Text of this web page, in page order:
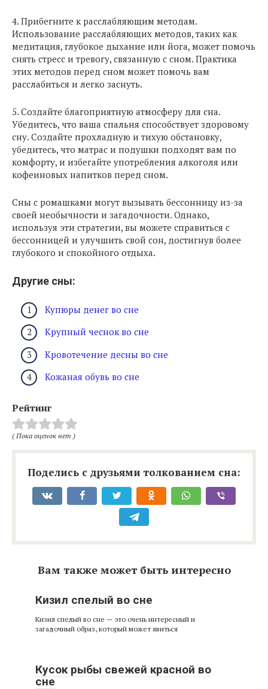
4. Прибегните к расслабляющим методам.
Использование расслабляющих методов, таких как
медитация, глубокое дыхание или йога, может помочь
снять стресс и тревогу, связанную с сном. Практика
этих методов перед сном может помочь вам
расслабиться и легко заснуть.
5. Создайте благоприятную атмосферу для сна.
Убедитесь, что ваша спальня способствует здоровому
сну. Создайте прохладную и тихую обстановку,
убедитесь, что матрас и подушки подходят вам по
комфорту, и избегайте употребления алкоголя или
кофеиновых напитков перед сном.
Сны с ромашками могут вызывать бессонницу из-за
своей необычности и загадочности. Однако,
используя эти стратегии, вы можете справиться с
бессонницей и улучшить свой сон, достигнув более
глубокого и спокойного отдыха.
Другие сны:
Купюры денег во сне
Крупный чеснок во сне
Кровотечение десны во сне
Кожаная обувь во сне
Рейтинг
( Пока оценок нет )
Поделись с друзьями толкованием сна:
Вам также может быть интересно
Кизил спелый во сне
Кизил спелый во сне — это очень интересный и
загадочный образ, который может явиться
Кусок рыбы свежей красной во
сне